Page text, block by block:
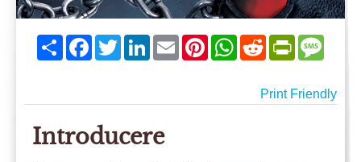
ShareFacebookTwitterLinkedIn
EmailPinterestWhatsApp
Reddit
Print Friendly
Introducere